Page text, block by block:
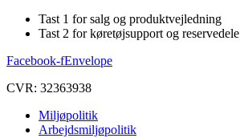
Tast 1 for salg og produktvejledning
Tast 2 for køretøjsupport og reservedele
Facebook-fEnvelope
CVR: 32363938
Miljøpolitik
Arbejdsmiljøpolitik